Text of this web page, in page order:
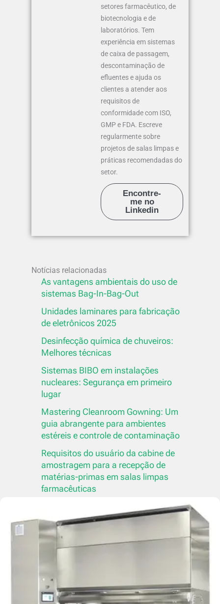
setores farmacêutico, de
biotecnologia e de
laboratórios. Tem
experiência em sistemas
de caixa de passagem,
descontaminação de
efluentes e ajuda os
clientes a atender aos
requisitos de
conformidade com ISO,
GMP e FDA. Escreve
regularmente sobre
projetos de salas limpas e
práticas recomendadas do
setor.
Encontre-
me no
Linkedin
Notícias relacionadas
As vantagens ambientais do uso de
sistemas Bag-In-Bag-Out
Unidades laminares para fabricação
de eletrônicos 2025
Desinfecção química de chuveiros:
Melhores técnicas
Sistemas BIBO em instalações
nucleares: Segurança em primeiro
lugar
Mastering Cleanroom Gowning: Um
guia abrangente para ambientes
estéreis e controle de contaminação
Requisitos do usuário da cabine de
amostragem para a recepção de
matérias-primas em salas limpas
farmacêuticas